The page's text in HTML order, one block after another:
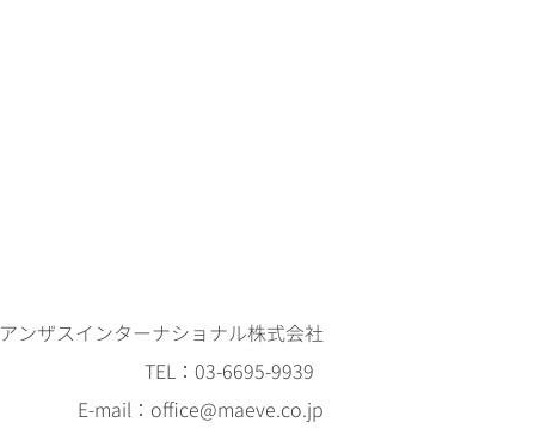
アンザスインターナショナル株式会社
TEL：03-6695-9939
E-mail：​ office@maeve.co.jp